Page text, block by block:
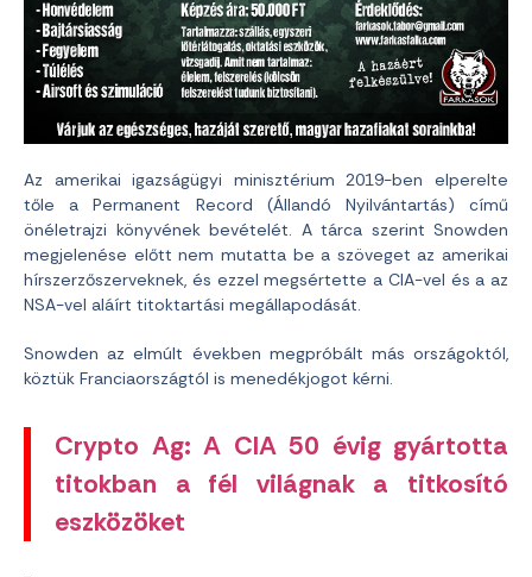
Az amerikai igazságügyi minisztérium 2019-ben elperelte
tőle a Permanent Record (Állandó Nyilvántartás) című
önéletrajzi könyvének bevételét. A tárca szerint Snowden
megjelenése előtt nem mutatta be a szöveget az amerikai
hírszerzőszerveknek, és ezzel megsértette a CIA-vel és a az
NSA-vel aláírt titoktartási megállapodását.
Snowden az elmúlt években megpróbált más országoktól,
köztük Franciaországtól is menedékjogot kérni.
Crypto Ag: A CIA 50 évig gyártotta
titokban a fél világnak a titkosító
eszközöket